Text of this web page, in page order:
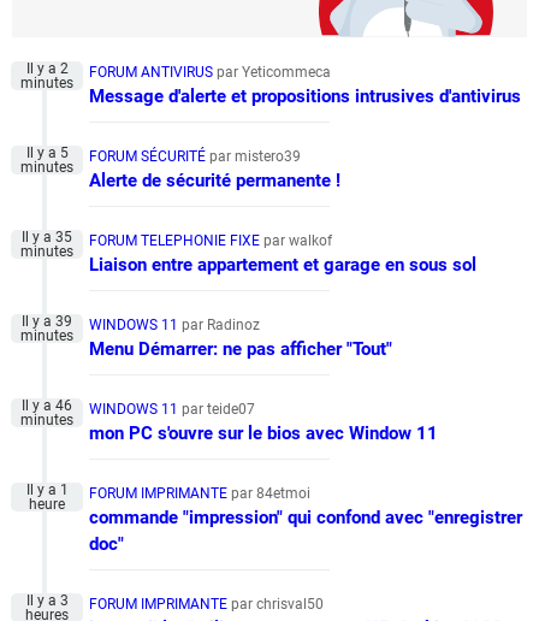
FORUM ANTIVIRUS par Yeticommeca
Message d'alerte et propositions intrusives d'antivirus
FORUM SÉCURITÉ par mistero39
Alerte de sécurité permanente !
FORUM TELEPHONIE FIXE par walkof
Liaison entre appartement et garage en sous sol
WINDOWS 11 par Radinoz
Menu Démarrer: ne pas afficher "Tout"
WINDOWS 11 par teide07
mon PC s'ouvre sur le bios avec Window 11
FORUM IMPRIMANTE par 84etmoi
commande "impression" qui confond avec "enregistrer
doc"
FORUM IMPRIMANTE par chrisval50